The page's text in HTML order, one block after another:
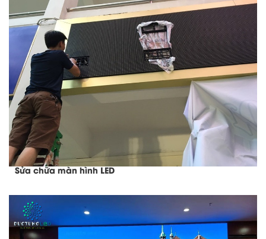
Sửa chữa màn hình LED